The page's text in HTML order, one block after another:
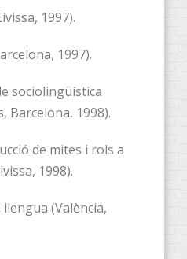
1997).
1997).
sociolingüística
Barcelona, 1998).
de mites i rols a
1998).
(València,